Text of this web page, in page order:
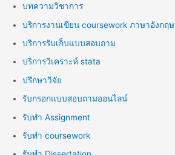
บทความวิชาการ
บริการงานเขียน coursework ภาษาอังกฤษ
บริการรับเก็บแบบสอบถาม
บริการวิเคราะห์ stata
ปรึกษาวิจัย
รับกรอกแบบสอบถามออนไลน์
รับทำ Assignment
รับทำ coursework